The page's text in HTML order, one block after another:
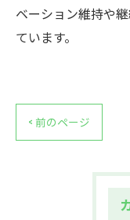
ベーション維持や
ています。
< 前のページ